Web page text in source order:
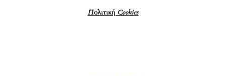
Πολιτική Cookies